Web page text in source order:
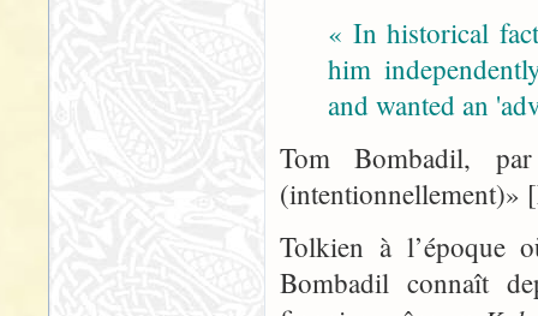
« In historical
him
and wanted an
Tom Bombadil,
(intentionnellement)»
Tolkien à l’époque
Bombadil connaît